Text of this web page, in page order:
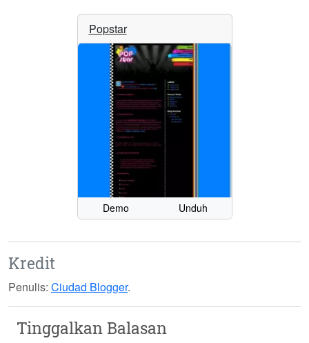
Popstar
Demo Unduh
Kredit
Penulis: Ciudad Blogger.
Tinggalkan Balasan